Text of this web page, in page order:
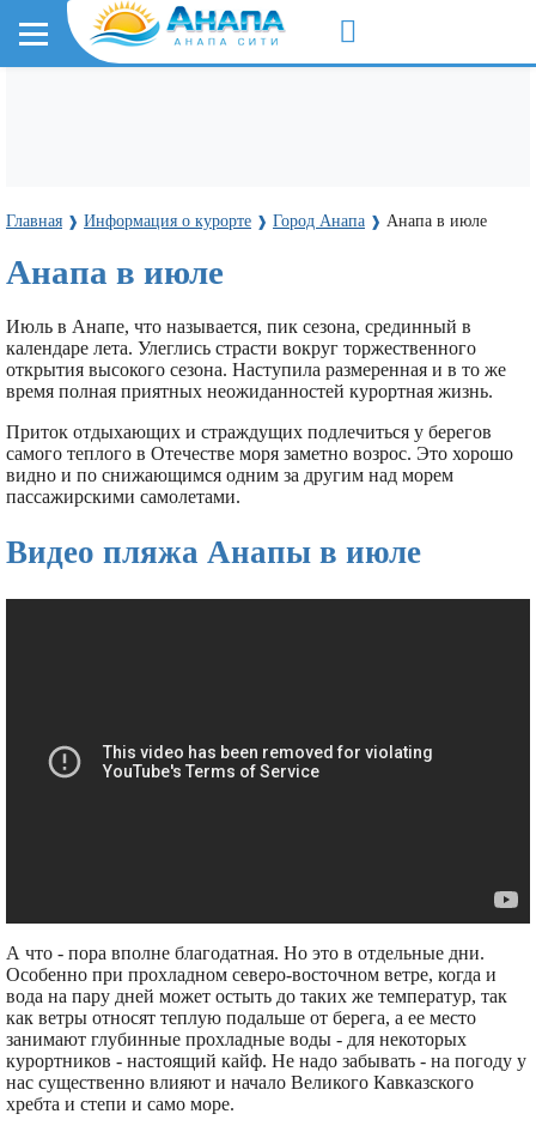
Главная ❱ Информация о курорте ❱ Город Анапа ❱ Анапа в июле
Анапа в июле
Июль в Анапе, что называется, пик сезона, срединный в
календаре лета. Улеглись страсти вокруг торжественного
открытия высокого сезона. Наступила размеренная и в то же
время полная приятных неожиданностей курортная жизнь.
Приток отдыхающих и страждущих подлечиться у берегов
самого теплого в Отечестве моря заметно возрос. Это хорошо
видно и по снижающимся одним за другим над морем
пассажирскими самолетами.
Видео пляжа Анапы в июле
А что - пора вполне благодатная. Но это в отдельные дни.
Особенно при прохладном северо-восточном ветре, когда и
вода на пару дней может остыть до таких же температур, так
как ветры относят теплую подальше от берега, а ее место
занимают глубинные прохладные воды - для некоторых
курортников - настоящий кайф. Не надо забывать - на погоду у
нас существенно влияют и начало Великого Кавказского
хребта и степи и само море.